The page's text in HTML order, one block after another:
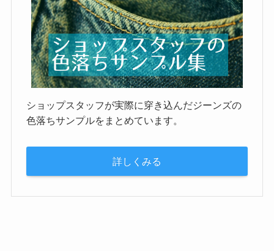
ショップスタッフが実際に穿き込んだジーンズの
色落ちサンプルをまとめています。
詳しくみる